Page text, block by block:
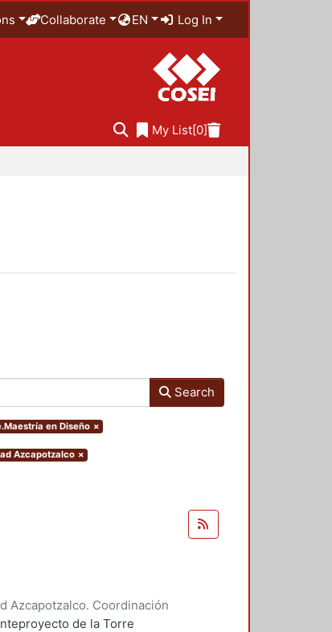
Collaborate EN Log In
My List[0]
Search
en Diseño ×
Azcapotzalco ×
Azcapotzalco. Coordinación
Heribertode la Torre